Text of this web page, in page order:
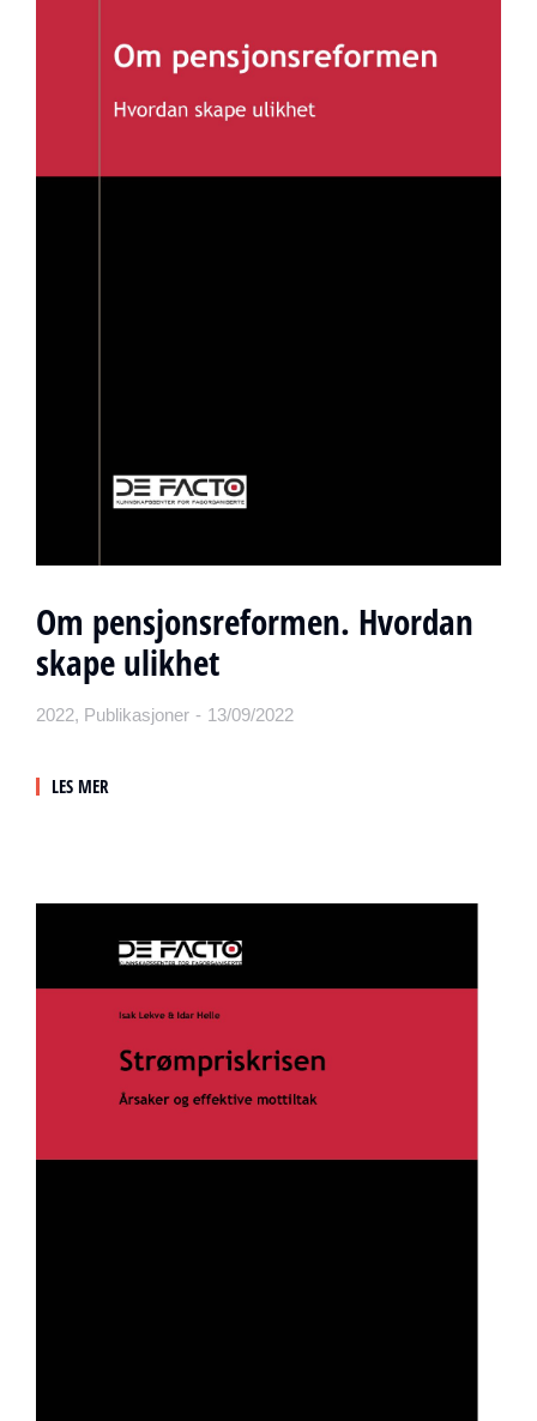
Om pensjonsreformen. Hvordan
skape ulikhet
2022, Publikasjoner 13/09/2022
LES MER